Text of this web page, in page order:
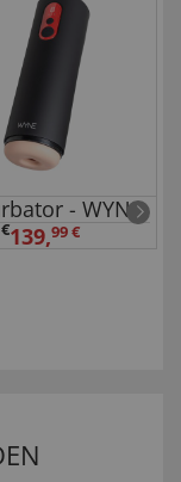
- WYNE
139,99 €